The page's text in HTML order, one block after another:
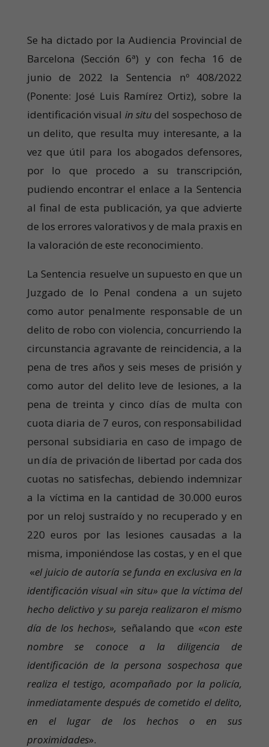
Se ha dictado por la Audiencia Provincial de
Barcelona (Sección 6ª) y con fecha 16 de
junio de 2022 la Sentencia nº 408/2022
(Ponente: José Luis Ramírez Ortiz), sobre la
identificación visual in situ del sospechoso de
un delito, que resulta muy interesante, a la
vez que útil para los abogados defensores,
por lo que procedo a su transcripción,
pudiendo encontrar el enlace a la Sentencia
al final de esta publicación, ya que advierte
de los errores valorativos y de mala praxis en
la valoración de este reconocimiento.
La Sentencia resuelve un supuesto en que un
Juzgado de lo Penal condena a un sujeto
como autor penalmente responsable de un
delito de robo con violencia, concurriendo la
circunstancia agravante de reincidencia, a la
pena de tres años y seis meses de prisión y
como autor del delito leve de lesiones, a la
pena de treinta y cinco días de multa con
cuota diaria de 7 euros, con responsabilidad
personal subsidiaria en caso de impago de
un día de privación de libertad por cada dos
cuotas no satisfechas, debiendo indemnizar
a la víctima en la cantidad de 30.000 euros
por un reloj sustraído y no recuperado y en
220 euros por las lesiones causadas a la
misma, imponiéndose las costas, y en el que
«el juicio de autoría se funda en exclusiva en la
identificación visual «in situ» que la víctima del
hecho delictivo y su pareja realizaron el mismo
día de los hechos», señalando que «con este
nombre se conoce a la diligencia de
identificación de la persona sospechosa que
realiza el testigo, acompañado por la policía,
inmediatamente después de cometido el delito,
en el lugar de los hechos o en sus
proximidades».